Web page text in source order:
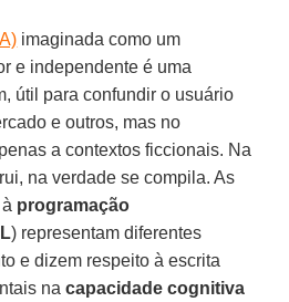
imaginada como um
e independente é uma
útil para confundir o usuário
e outros, mas no
a contextos ficcionais. Na
na verdade se compila. As
programação
) representam diferentes
e dizem respeito à escrita
nacapacidade cognitiva